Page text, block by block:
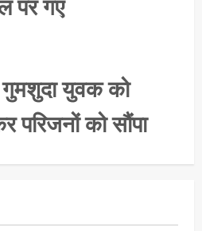
गुमशुदा युवक को
को सौंपा